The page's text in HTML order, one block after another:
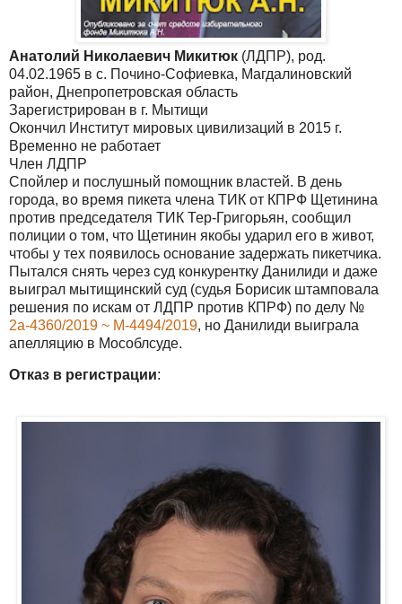
Анатолий Николаевич Микитюк (ЛДПР), род.
04.02.1965 в с. Почино-Софиевка, Магдалиновский
район, Днепропетровская область
Зарегистрирован в г. Мытищи
Окончил Институт мировых цивилизаций в 2015 г.
Временно не работает
Член ЛДПР
Спойлер и послушный помощник властей. В день
города, во время пикета члена ТИК от КПРФ Щетинина
против председателя ТИК Тер-Григорьян, сообщил
полиции о том, что Щетинин якобы ударил его в живот,
чтобы у тех появилось основание задержать пикетчика.
Пытался снять через суд конкурентку Данилиди и даже
выиграл мытищинский суд (судья Борисик штамповала
решения по искам от ЛДПР против КПРФ) по делу №
2а-4360/2019 ~ М-4494/2019, но Данилиди выиграла
апелляцию в Мособлсуде.
Отказ в регистрации: